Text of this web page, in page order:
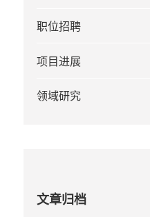
职位招聘
项目进展
领域研究
文章归档